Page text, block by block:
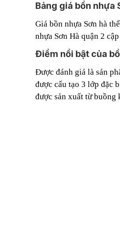
Bảng giá bồn nhựa
Giá bồn nhựa Sơn hà
nhựa Sơn Hà quận 2
Điểm nổi bật của
Được đánh giá là sản
được cấu tạo 3 lớp đặc
được sản xuất từ buồng